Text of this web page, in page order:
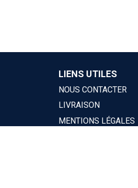
LIENS UTILES
NOUS CONTACTER
LIVRAISON
MENTIONS LÉGALES